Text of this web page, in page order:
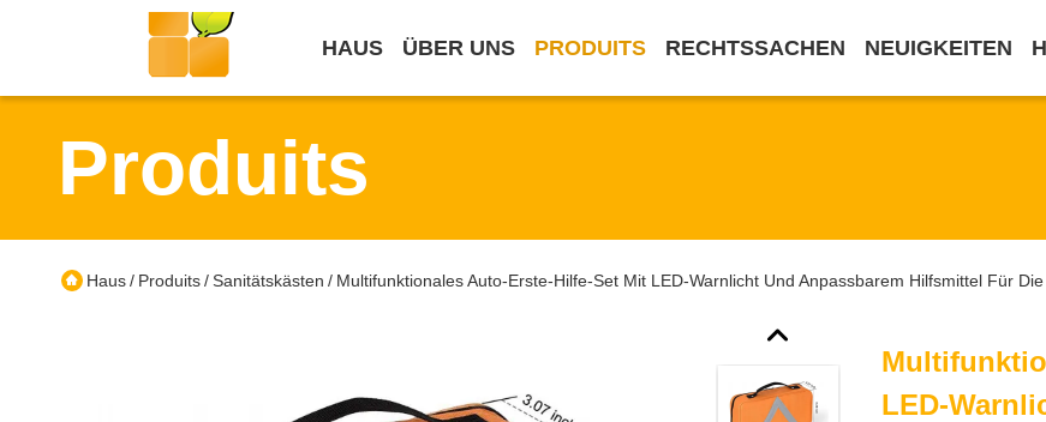
HAUS ÜBER UNS PRODUITS RECHTSSACHEN NEUIGKEITEN
Produits
Haus/ Produits/Sanitätskästen / Multifunktionales Auto-Erste-Hilfe-Set Mit LED-Warnlicht Und Anpassbarem Hilfsmittel Für
LED-